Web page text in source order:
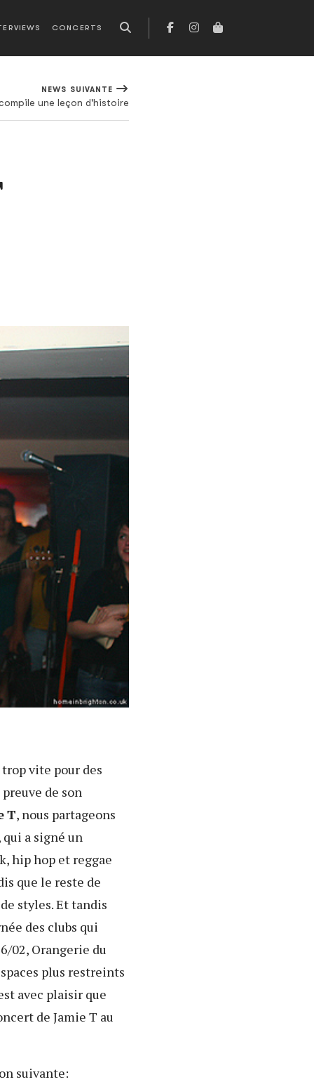
CONCERTS
NEWS SUIVANTE
une leçon d'histoire
vite pour des
de son
T, nous partageons
a signé un
hip hop et reggae
que le reste de
styles. Et tandis
des clubs qui
02, Orangerie du
plus restreints
avec plaisir que
de Jamie T au
suivante: